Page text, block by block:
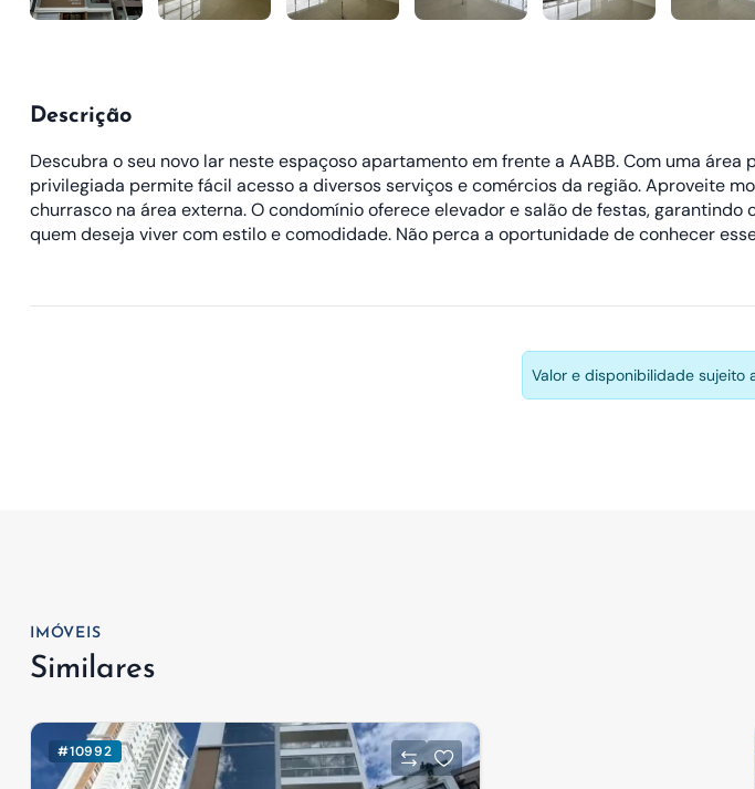
Descrição
Descubra o seu novo lar neste espaçoso apartamento em frente a AABB. Com uma
privilegiada permite fácil acesso a diversos serviços e comércios da região. Aproveite
churrasco na área externa. O condomínio oferece elevador e salão de festas,
quem deseja viver com estilo e comodidade. Não perca a oportunidade de conhecer
Valor e disponibilidade sujeito
IMÓVEIS
Similares
#10992